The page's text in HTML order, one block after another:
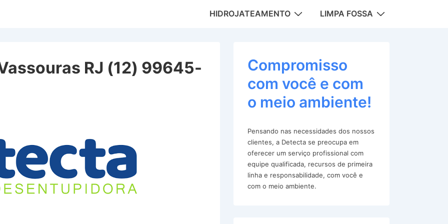
MainHIDROJATEAMENTO LIMPA FOSSA
RJ (12) 99645-
Compromisso
com você e com
o meio ambiente!
Pensando nas necessidades dos nossos
clientes, a Detecta se preocupa em
oferecer um serviço profissional com
equipe qualificada, recursos de primeira
linha e responsabilidade, com você e
com o meio ambiente.